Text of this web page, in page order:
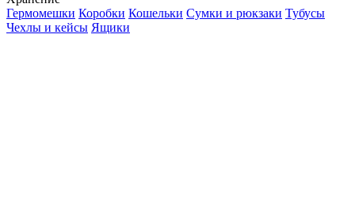
Гермомешки Коробки Кошельки Сумки и рюкзаки Тубусы
Чехлы и кейсы Ящики